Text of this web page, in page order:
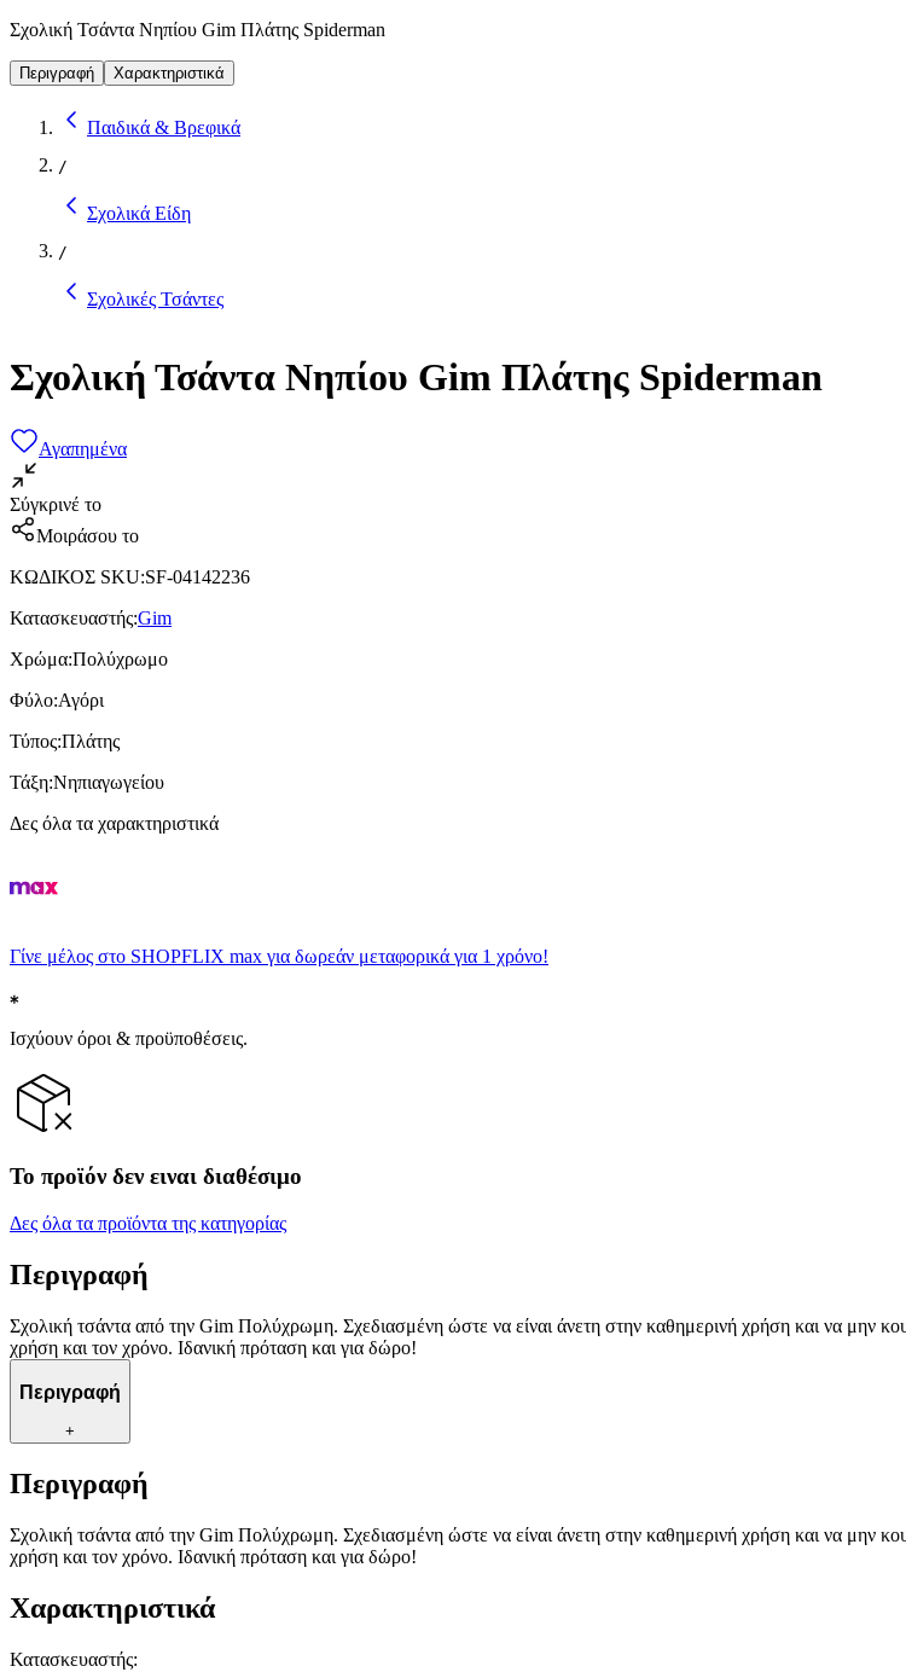
Σχολική Τσάντα Νηπίου Gim Πλάτης Spiderman
Περιγραφή Χαρακτηριστικά
Παιδικά & Βρεφικά
/
Σχολικά Είδη
/
Σχολικές Τσάντες
Σχολική Τσάντα Νηπίου Gim Πλάτης Spiderman
Αγαπημένα
Σύγκρινέ το
Μοιράσου το
ΚΩΔΙΚΟΣ SKU:SF-04142236
Κατασκευαστής:Gim
Χρώμα:Πολύχρωμο
Φύλο:Αγόρι
Τύπος:Πλάτης
Τάξη:Νηπιαγωγείου
Δες όλα τα χαρακτηριστικά
Γίνε μέλος στο SHOPFLIX max για δωρεάν μεταφορικά για 1 χρόνο!
Ισχύουν όροι & προϋποθέσεις.
Το προϊόν δεν ειναι διαθέσιμο
Δες όλα τα προϊόντα της κατηγορίας
Περιγραφή
Σχολική τσάντα από την Gim Πολύχρωμη. Σχεδιασμένη ώστε να είναι άνετη στην καθημερινή χρήση και να μην
χρήση και τον χρόνο. Ιδανική πρόταση και για δώρο!
Περιγραφή
+
Περιγραφή
Σχολική τσάντα από την Gim Πολύχρωμη. Σχεδιασμένη ώστε να είναι άνετη στην καθημερινή χρήση και να μην
χρήση και τον χρόνο. Ιδανική πρόταση και για δώρο!
Χαρακτηριστικά
Κατασκευαστής: